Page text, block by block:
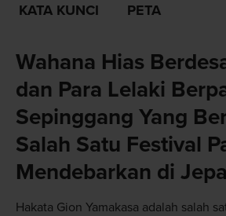
KATA KUNCI PETA
Wahana Hias
dan Para Lelaki
Sepinggang Yang
Salah Satu Festival
Mendebarkan di
Hakata Gion Yamakasa adalah salah